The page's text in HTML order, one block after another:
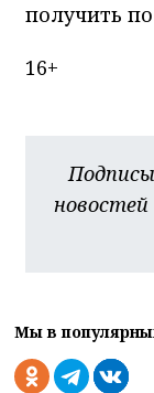
получить
16+
Мы в